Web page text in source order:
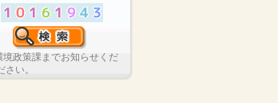
政策課までお知らせくだ
い。